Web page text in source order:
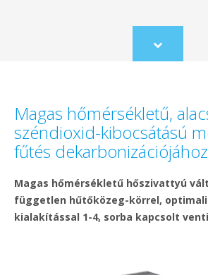
Scroll
to
Magas hőmérsékletű,
széndioxid-kibocsátású
fűtés dekarbonizációjához
Magas hőmérsékletű hőszivattyú
független hűtőközeg-körrel,
kialakítással 1-4, sorba kapcsolt